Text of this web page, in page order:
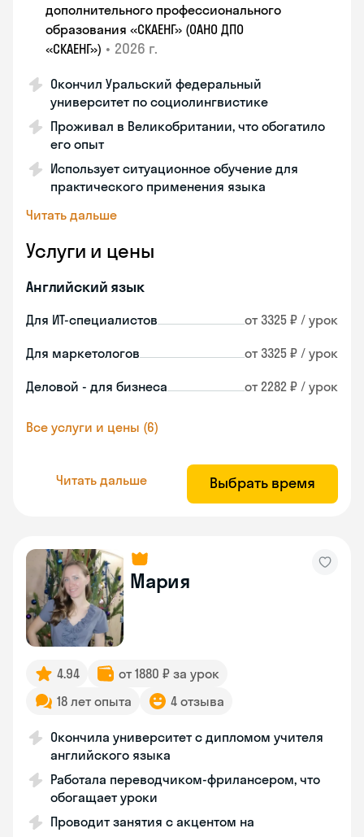
дополнительного профессионального
образования «СКАЕНГ» (ОАНО ДПО
«СКАЕНГ») • 2026 г.
Окончил Уральский федеральный
университет по социолингвистике
Проживал в Великобритании, что обогатило
его опыт
Использует ситуационное обучение для
практического применения языка
Читать дальше
Услуги и цены
Английский язык
Для ИТ-специалистов от 3325 ₽ / урок
Для маркетологов от 3325 ₽ / урок
Деловой - для бизнеса от 2282 ₽ / урок
Все услуги и цены (6)
Читать дальше Выбрать время
Мария
4.94
от 1880 ₽ за урок
18 лет опыта
4 отзыва
Окончила университет с дипломом учителя
английского языка
Работала переводчиком-фрилансером, что
обогащает уроки
Проводит занятия с акцентом на